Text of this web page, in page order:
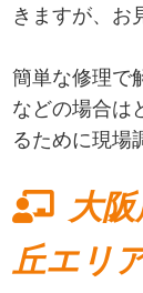
きますが、お
簡単な修理で
などの場合は
るために現場
大
丘エリ